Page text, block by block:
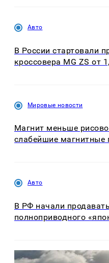
Авто
В России стартовали
кроссовера MG ZS от
Мировые новости
Магнит меньше
слабейшие магнитные
Авто
В РФ начали
полноприводного